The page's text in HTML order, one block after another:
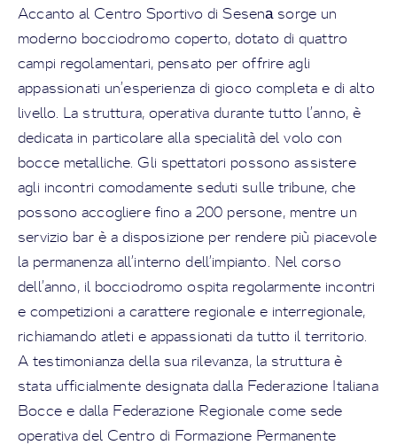
Accanto al Centro Sportivo di Sesenа sorge un
moderno bocciodromo coperto, dotato di quattro
campi regolamentari, pensato per offrire agli
appassionati un’esperienza di gioco completa e di alto
livello. La struttura, operativa durante tutto l’anno, è
dedicata in particolare alla specialità del volo con
bocce metalliche. Gli spettatori possono assistere
agli incontri comodamente seduti sulle tribune, che
possono accogliere fino a 200 persone, mentre un
servizio bar è a disposizione per rendere più piacevole
la permanenza all’interno dell’impianto. Nel corso
dell’anno, il bocciodromo ospita regolarmente incontri
e competizioni a carattere regionale e interregionale,
richiamando atleti e appassionati da tutto il territorio.
A testimonianza della sua rilevanza, la struttura è
stata ufficialmente designata dalla Federazione Italiana
Bocce e dalla Federazione Regionale come sede
operativa del Centro di Formazione Permanente